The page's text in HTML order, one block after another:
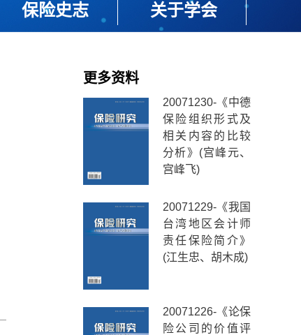
保险史志 关于学会
更多资料
20071230-《中德
保险组织形式及
相关内容的比较
分析》(宫峰元、
宫峰飞)
20071229-《我国
台湾地区会计师
责任保险简介》
(江生忠、胡木成)
20071226-《论保
险公司的价值评